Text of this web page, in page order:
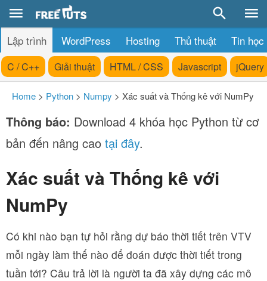
Lập trình WordPress Hosting Thủ thuật Tin học
C / C++ Giải thuật HTML / CSS Javascript jQuery
Home > Python > Numpy > Xác suất và Thống kê với NumPy
Thông báo: Download 4 khóa học Python từ cơ
bản đến nâng cao tại đây.
Xác suất và Thống kê với
NumPy
Có khi nào bạn tự hỏi rằng dự báo thời tiết trên VTV
mỗi ngày làm thế nào để đoán được thời tiết trong
tuần tới? Câu trả lời là người ta đã xây dựng các mô